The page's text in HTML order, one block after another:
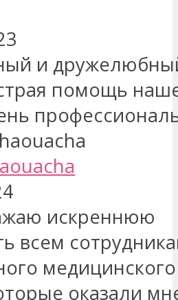
и
помощь
искреннюю
всем
оказали